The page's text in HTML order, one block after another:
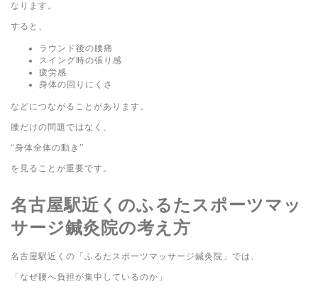
なります。
すると、
ラウンド後の腰痛
スイング時の張り感
疲労感
身体の回りにくさ
などにつながることがあります。
腰だけの問題ではなく、
“身体全体の動き”
を見ることが重要です。
名古屋駅近くのふるたスポーツマッ
サージ鍼灸院の考え方
名古屋駅近くの「ふるたスポーツマッサージ鍼灸院」では、
「なぜ腰へ負担が集中しているのか」